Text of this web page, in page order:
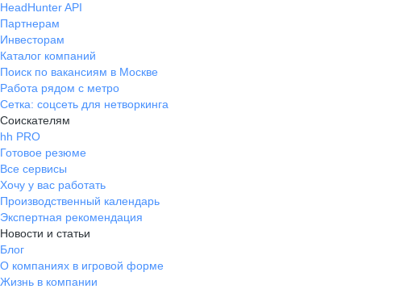
HeadHunter API
Партнерам
Инвесторам
Каталог компаний
Поиск по вакансиям в Москве
Работа рядом с метро
Сетка: соцсеть для нетворкинга
Соискателям
hh PRO
Готовое резюме
Все сервисы
Хочу у вас работать
Производственный календарь
Экспертная рекомендация
Новости и статьи
Блог
О компаниях в игровой форме
Жизнь в компании